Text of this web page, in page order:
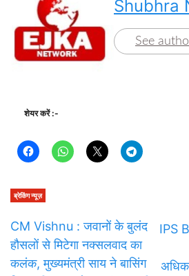
Shubhra
See
शेयर करें :-
ब्रेकिंग न्यूज़
CM Vishnu : जवानों के बुलंद
हौसलों से मिटेगा नक्सलवाद का
कलंक, मुख्यमंत्री साय ने बासिंग
IPS